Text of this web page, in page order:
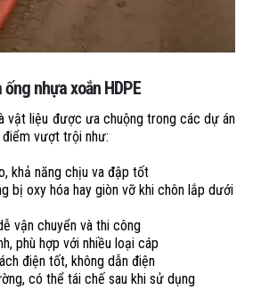
nhựa xoắn HDPE
vật liệu được ưa chuộng trong các dự án
vượt trội như:
khả năng chịu va đập tốt
bị oxy hóa hay giòn vỡ khi chôn lắp dưới
vận chuyển và thi công
phù hợp với nhiều loại cáp
điện tốt, không dẫn điện
có thể tái chế sau khi sử dụng